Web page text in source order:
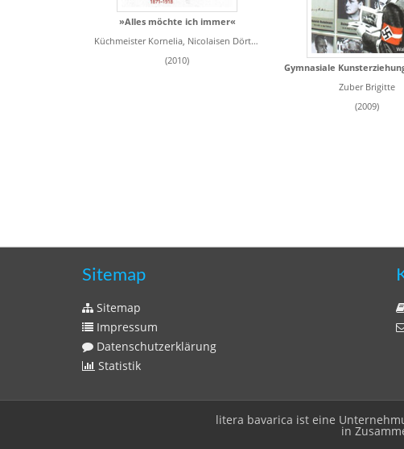
»Alles möchte ich immer«
Küchmeister Kornelia, Nicolaisen Dörte, Wolff-Thomsen Ulrike
(2010)
Zuber Brigitte
(2009)
Sitemap
Sitemap
Impressum
Datenschutzerklärung
Statistik
litera bavarica ist eine
in